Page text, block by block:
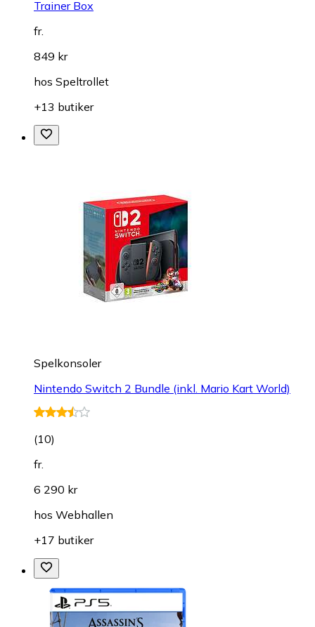
Trainer Box
fr.
849 kr
hos Speltrollet
+13 butiker
Spelkonsoler
Nintendo Switch 2 Bundle (inkl. Mario Kart World)
(10)
fr.
6 290 kr
hos Webhallen
+17 butiker